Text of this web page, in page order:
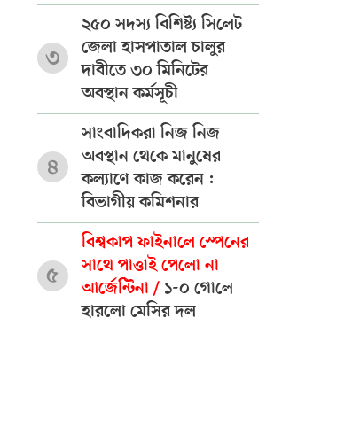
৩
২৫০ সদস্য বিশিষ্ট্য সিলেট
জেলা হাসপাতাল চালুর
দাবীতে ৩০ মিনিটের
অবস্থান কর্মসূচী
৪
সাংবাদিকরা নিজ নিজ
অবস্থান থেকে মানুষের
কল্যাণে কাজ করেন :
বিভাগীয় কমিশনার
৫
বিশ্বকাপ ফাইনালে স্পেনের
সাথে পাত্তাই পেলো না
আর্জেন্টিনা / ১-০ গোলে
হারলো মেসির দল